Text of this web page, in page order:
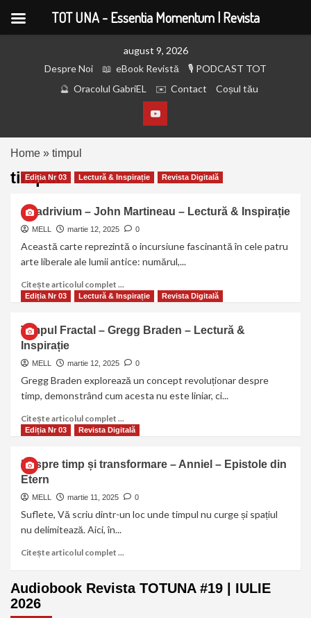
august 9, 2026
Despre Noi
eBook Revistă
PODCAST TOT
Oracolul GabriEL
Contact Coșul tău
Home » timpul
timpul
Ediția Nr 03 Lectură & Inspirație Revista Digitală
Quadrivium – John Martineau – Lectură & Inspirație
MELL martie 12, 2025 0
Această carte reprezintă o incursiune fascinantă în cele patru
arte liberale ale lumii antice: numărul,...
Citește articolul complet ...
Ediția Nr 03 Lectură & Inspirație Revista Digitală
Timpul Fractal – Gregg Braden – Lectură &
Inspirație
MELL martie 12, 2025 0
Gregg Braden explorează un concept revoluționar despre
timp, demonstrând cum acesta nu este liniar, ci...
Citește articolul complet ...
Ediția Nr 03 Revista Digitală
Despre timp și transformare – Anniel – Epistole din
Etern
MELL martie 11, 2025 0
Suflete, Vă scriu dintr-un loc unde timpul nu curge și spațiul
nu delimitează. Aici, în...
Citește articolul complet ...
Audiobook Revista TOTUNA #19 | IULIE
2026
TOT UNA - Essentia Momentum | Revista